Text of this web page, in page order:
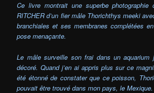
Ce livre montrait une superbe photographie
RITCHER d’un fier mâle Thorichthys meeki
branchiales et ses membranes complétées
pose menaçante.
Le mâle surveille son frai dans un aquarium
décoré. Quand j’en ai appris plus sur ce
été étonné de constater que ce poisson,
pouvait être trouvé dans mon pays, le Mexique.